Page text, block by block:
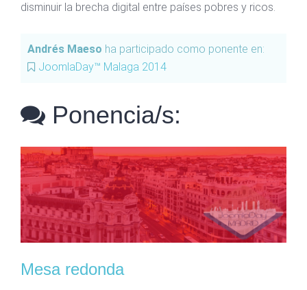
disminuir la brecha digital entre países pobres y ricos.
Andrés Maeso ha participado como ponente en:
JoomlaDay™ Malaga 2014
Ponencia/s:
Mesa redonda